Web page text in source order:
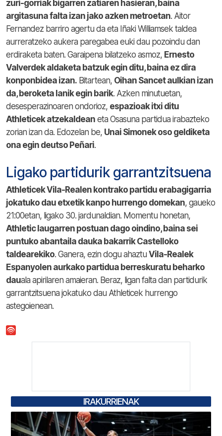
zuri-gorriak bigarren zatiaren hasieran, baina
argitasuna falta izan jako azken metroetan. Aitor
Fernandez barriro agertu da eta Iñaki Williamsek taldea
aurreratzeko aukera paregabea euki dau pozoindu dan
erdiraketa baten. Garaipena bilatzeko asmoz, Ernesto
Valverdek aldaketa batzuk egin ditu, baina ez dira
konponbidea izan. Bitartean, Oihan Sancet aulkian izan
da, beroketa lanik egin barik. Azken minutuetan,
desesperazinoaren ondorioz, espazioak itxi ditu
Athleticek atzekaldean eta Osasuna partidua irabazteko
zorian izan da. Edozelan be, Unai Simonek oso geldiketa
ona egin deutso Peñari.
Ligako partidurik garrantzitsuena
Athleticek Vila-Realen kontrako partidu erabagigarria
jokatuko dau etxetik kanpo hurrengo domekan, gaueko
21:00etan, ligako 30. jardunaldian. Momentu honetan,
Athletic laugarren postuan dago oindino, baina sei
puntuko abantaila dauka bakarrik Castelloko
taldearekiko. Ganera, ezin dogu ahaztu Vila-Realek
Espanyolen aurkako partidua berreskuratu beharko
dauala apirilaren amaieran. Beraz, ligan falta dan partidurik
garrantzitsuena jokatuko dau Athleticek hurrengo
astegoienean.
IRAKURRIENAK